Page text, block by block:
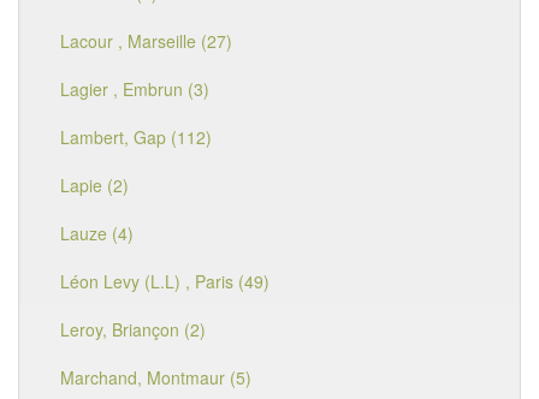
Lacour , Marseille (27)
Lagier , Embrun (3)
Lambert, Gap (112)
Lapie (2)
Lauze (4)
Léon Levy (L.L) , Paris (49)
Leroy, Briançon (2)
Marchand, Montmaur (5)